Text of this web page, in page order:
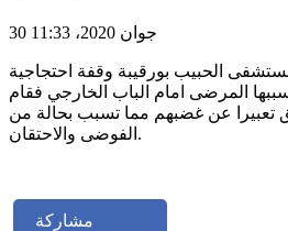
30 جوان 2020، 11:33
الحبيب بورقيبة وقفة احتجاجية
المرضى امام الباب الخارجي فقام
تعبيرا عن غضبهم مما تسبب بحالة من
الفوضى والاحتقان.
مشاركة